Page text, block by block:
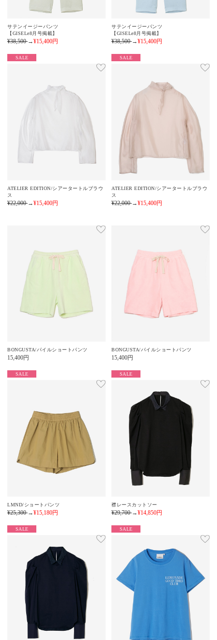
サテンイージーパンツ
【GISELe8月号掲載】
¥38,500→¥15,400円
サテンイージーパンツ
【GISELe8月号掲載】
¥38,500→¥15,400円
SALE
ATELIER EDITION/シアータートルブラウ
ス
¥22,000→¥15,400円
SALE
ATELIER EDITION/シアータートルブラウ
ス
¥22,000→¥15,400円
BONGUSTA/パイルショートパンツ
15,400円
BONGUSTA/パイルショートパンツ
15,400円
SALE
LMND/ショートパンツ
¥25,300→¥15,180円
SALE
襟レースカットソー
¥29,700→¥14,850円
SALE SALE